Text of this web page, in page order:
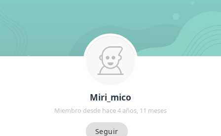
Miri_mico
Miembro desde hace 4 años, 11 meses